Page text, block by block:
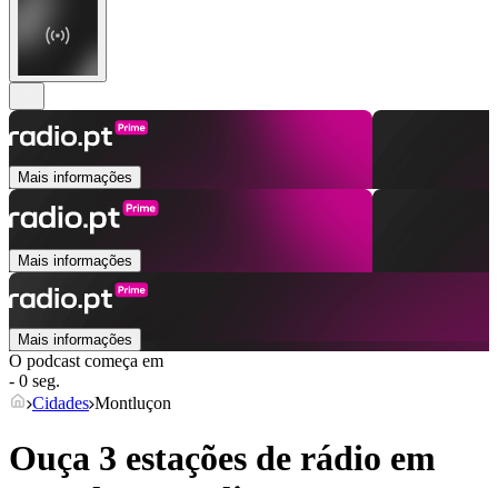
Mais informações
Mais informações
Mais informações
O podcast começa em
- 0 seg.
Cidades Montluçon
Ouça 3 estações de rádio em